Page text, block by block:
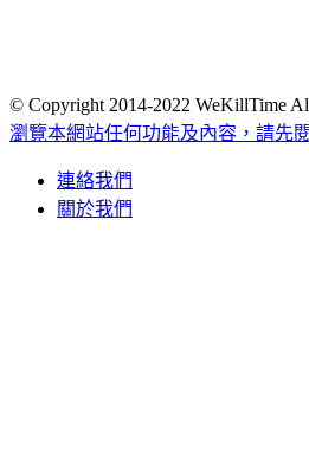
© Copyright 2014-2022 WeKillTime
瀏覽本網站任何功能及內容，請先
連絡我們
關於我們